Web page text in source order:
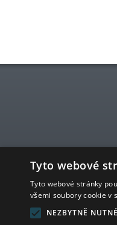
Tyto webové
Tyto webové stránky
všemi soubory cookie v
NEZBYTNĚ